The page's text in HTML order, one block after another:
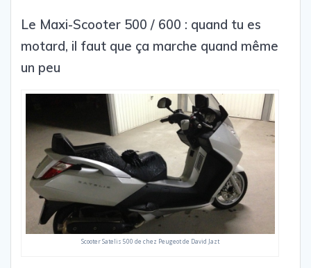
Le Maxi-Scooter 500 / 600 : quand tu es
motard, il faut que ça marche quand même
un peu
Scooter Satelis 500 de chez Peugeot de David Jazt